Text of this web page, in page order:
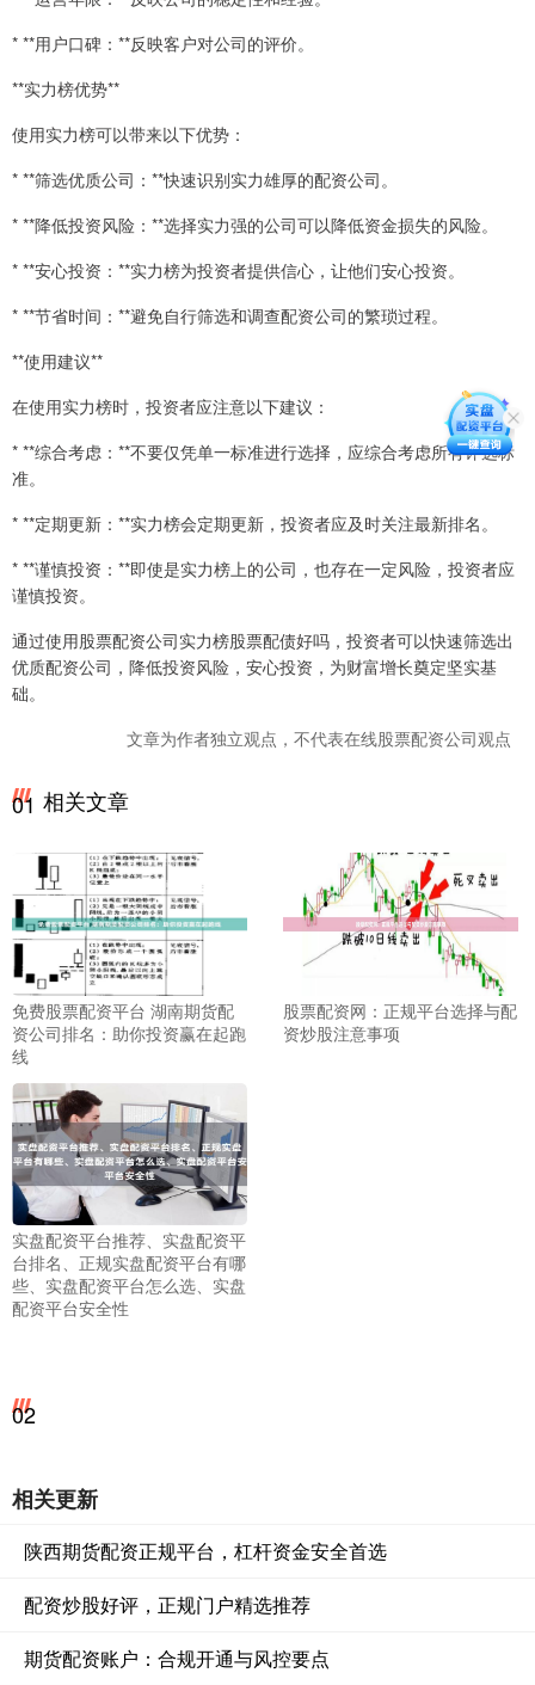
* **用户口碑：**反映客户对公司的评价。
**实力榜优势**
使用实力榜可以带来以下优势：
* **筛选优质公司：**快速识别实力雄厚的配资公司。
* **降低投资风险：**选择实力强的公司可以降低资金损失的风险。
* **安心投资：**实力榜为投资者提供信心，让他们安心投资。
* **节省时间：**避免自行筛选和调查配资公司的繁琐过程。
**使用建议**
在使用实力榜时，投资者应注意以下建议：
* **综合考虑：**不要仅凭单一标准进行选择，应综合考虑所有评选标
准。
* **定期更新：**实力榜会定期更新，投资者应及时关注最新排名。
* **谨慎投资：**即使是实力榜上的公司，也存在一定风险，投资者应
谨慎投资。
通过使用股票配资公司实力榜股票配债好吗，投资者可以快速筛选出
优质配资公司，降低投资风险，安心投资，为财富增长奠定坚实基
础。
文章为作者独立观点，不代表在线股票配资公司观点
01 相关文章
免费股票配资平台 湖南期货配
资公司排名：助你投资赢在起跑
线
股票配资网：正规平台选择与配
资炒股注意事项
实盘配资平台推荐、实盘配资平
台排名、正规实盘配资平台有哪
些、实盘配资平台怎么选、实盘
配资平台安全性
02
相关更新
陕西期货配资正规平台，杠杆资金安全首选
配资炒股好评，正规门户精选推荐
期货配资账户：合规开通与风控要点